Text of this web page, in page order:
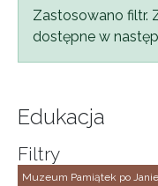
Komunikat
Zastosowano filtr.
dostępne w
Edukacja
Filtry
Muzeum Pamiątek po